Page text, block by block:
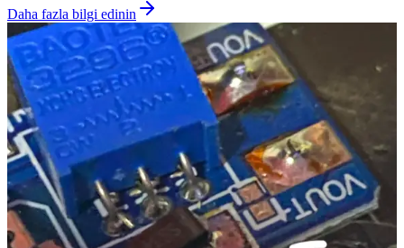
Daha fazla bilgi edinin